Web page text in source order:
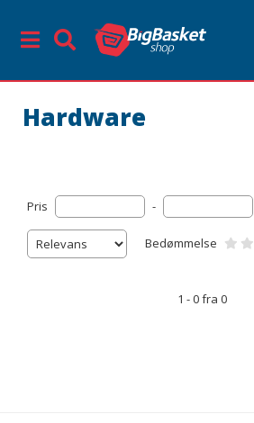
Hardware
Pris -
Bedømmelse
1 - 0 fra 0